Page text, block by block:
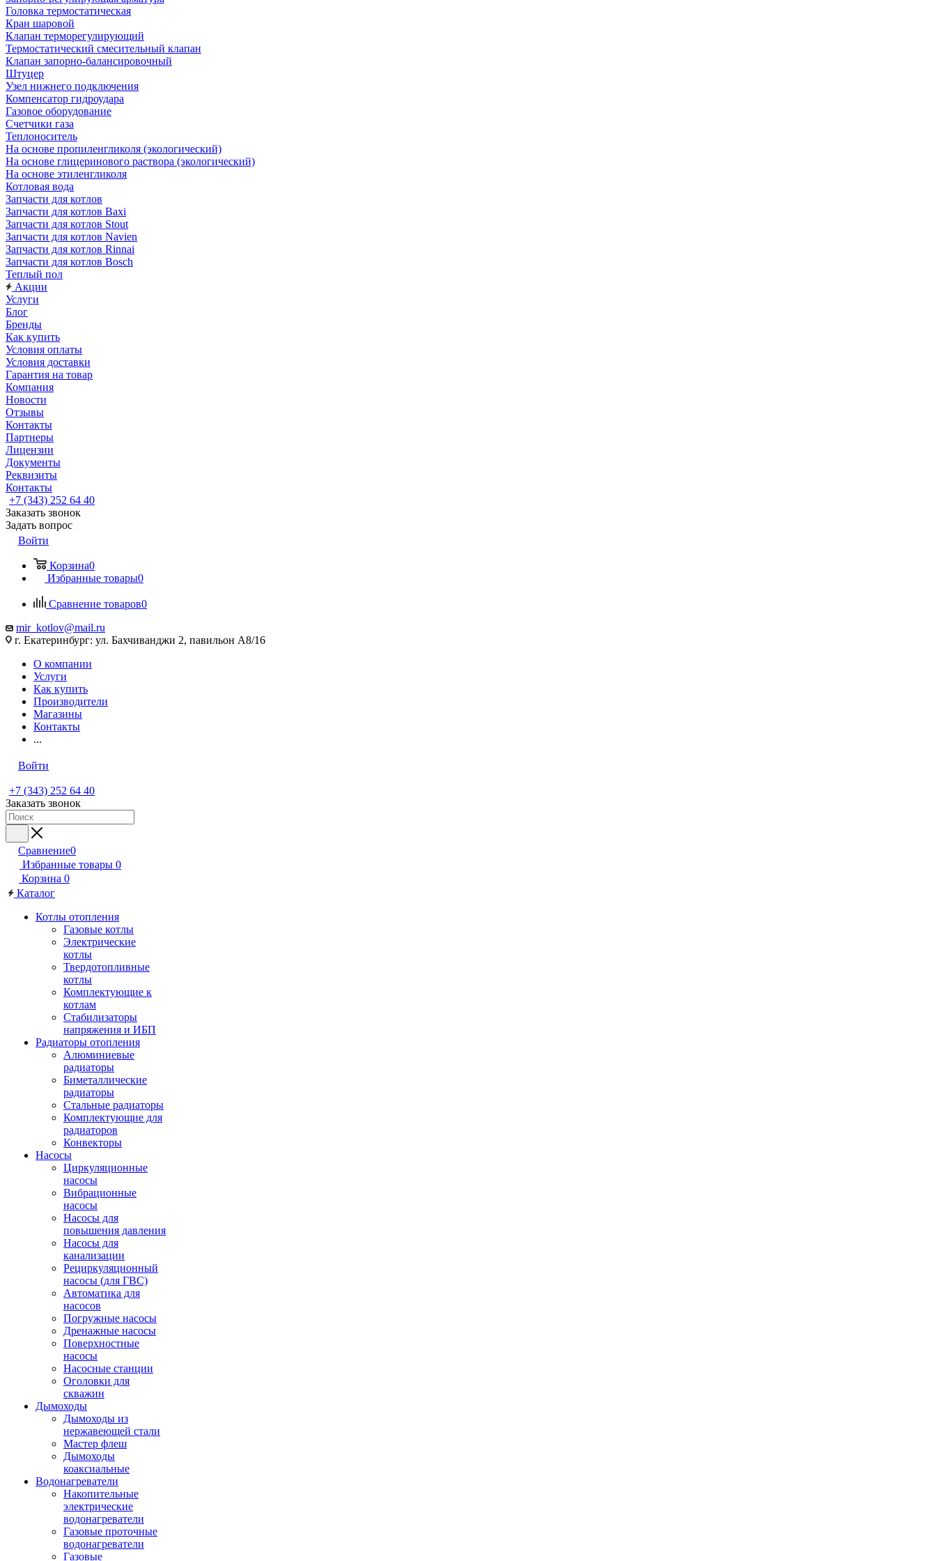
Головка термостатическая
Кран шаровой
Клапан терморегулирующий
Термостатический смесительный клапан
Клапан запорно-балансировочный
Штуцер
Узел нижнего подключения
Компенсатор гидроудара
Газовое оборудование
Счетчики газа
Теплоноситель
На основе пропиленгликоля (экологический)
На основе глицеринового раствора (экологический)
На основе этиленгликоля
Котловая вода
Запчасти для котлов
Запчасти для котлов Baxi
Запчасти для котлов Stout
Запчасти для котлов Navien
Запчасти для котлов Rinnai
Запчасти для котлов Bosch
Теплый пол
Акции
Услуги
Блог
Бренды
Как купить
Условия оплаты
Условия доставки
Гарантия на товар
Компания
Новости
Отзывы
Контакты
Партнеры
Лицензии
Документы
Реквизиты
Контакты
+7 (343) 252 64 40
Заказать звонок
Задать вопрос
Войти
Корзина0
Избранные товары0
Сравнение товаров0
mir_kotlov@mail.ru
г. Екатеринбург: ул. Бахчиванджи 2, павильон А8/16
О компании
Услуги
Как купить
Производители
Магазины
Контакты
...
Войти
+7 (343) 252 64 40
Заказать звонок
Сравнение0
Избранные товары 0
Корзина 0
Каталог
Котлы отопления
Газовые котлы
Электрические
котлы
Твердотопливные
котлы
Комплектующие к
котлам
Стабилизаторы
напряжения и ИБП
Радиаторы отопления
Алюминиевые
радиаторы
Биметаллические
радиаторы
Стальные радиаторы
Комплектующие для
радиаторов
Конвекторы
Насосы
Циркуляционные
насосы
Вибрационные
насосы
Насосы для
повышения давления
Насосы для
канализации
Рециркуляционный
насосы (для ГВС)
Автоматика для
насосов
Погружные насосы
Дренажные насосы
Поверхностные
насосы
Насосные станции
Оголовки для
скважин
Дымоходы
Дымоходы из
нержавеющей стали
Мастер флеш
Дымоходы
коаксиальные
Водонагреватели
Накопительные
электрические
водонагреватели
Газовые проточные
водонагреватели
Газовые